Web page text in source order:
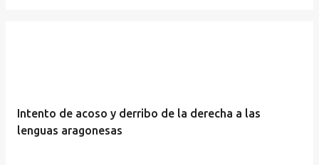
Intento de acoso y derribo de la derecha a las
lenguas aragonesas